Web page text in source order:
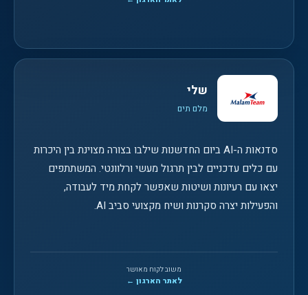
שלי
מלם תים
סדנאות ה-AI ביום החדשנות שילבו בצורה מצוינת בין היכרות
עם כלים עדכניים לבין תרגול מעשי ורלוונטי. המשתתפים
יצאו עם רעיונות ושיטות שאפשר לקחת מיד לעבודה,
והפעילות יצרה סקרנות ושיח מקצועי סביב AI.
משוב לקוח מאושר
לאתר הארגון ←